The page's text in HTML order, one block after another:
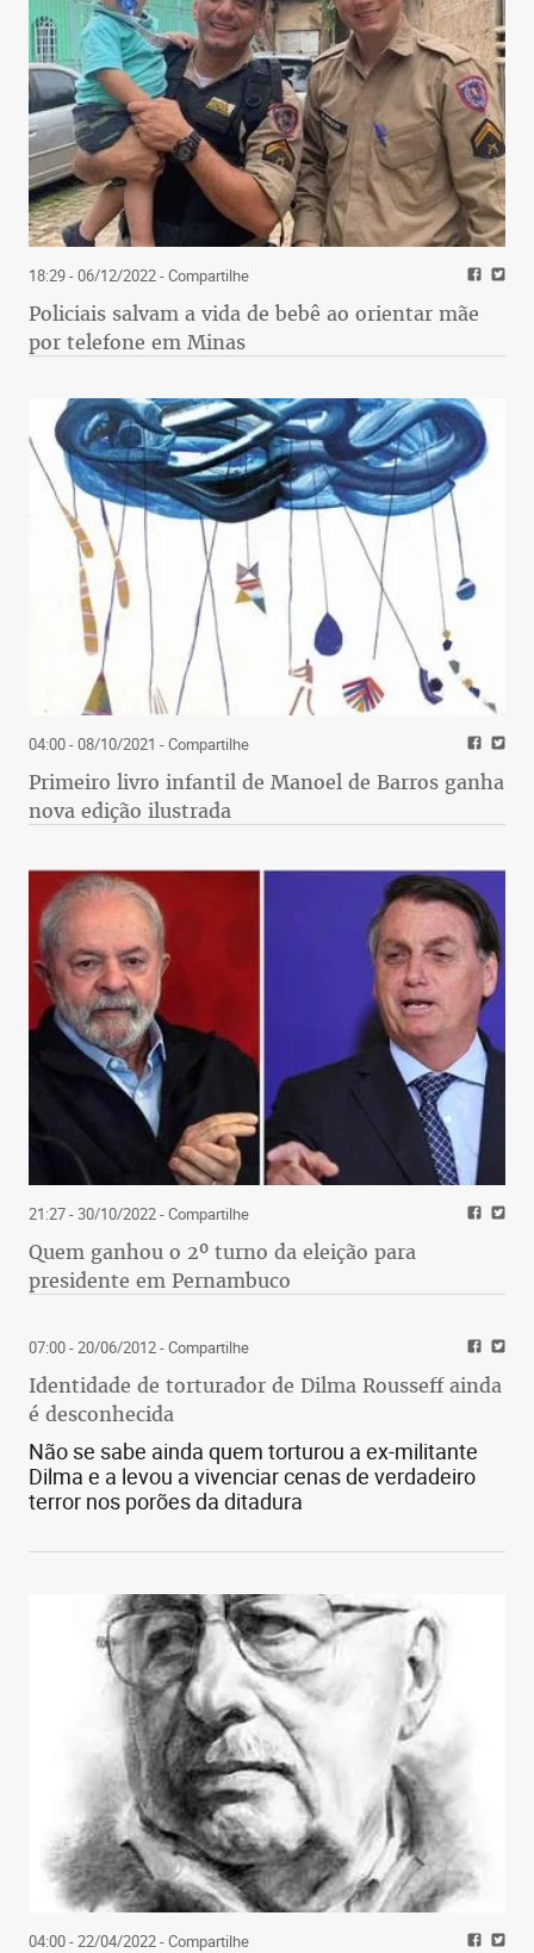
18:29 - 06/12/2022- Compartilhe
Policiais salvam a vida de bebê ao orientar mãe
por telefone em Minas
04:00 - 08/10/2021 - Compartilhe
Primeiro livro infantil de Manoel de Barros ganha
nova edição ilustrada
21:27 - 30/10/2022- Compartilhe
Quem ganhou o 2º turno da eleição para
presidente em Pernambuco
07:00 - 20/06/2012- Compartilhe
Identidade de torturador de Dilma Rousseff ainda
é desconhecida
Não se sabe ainda quem torturou a ex-militante
Dilma e a levou a vivenciar cenas de verdadeiro
terror nos porões da ditadura
04:00 - 22/04/2022- Compartilhe